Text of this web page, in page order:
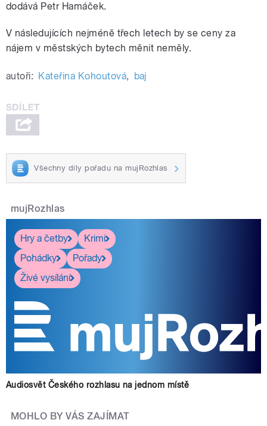
dodává Petr Hamáček.
V následujících nejméně třech letech by se ceny za
nájem v městských bytech měnit neměly.
autoři: Kateřina Kohoutová, baj
Všechny díly pořadu na mujRozhlas
mujRozhlas
Hry a četby
Krimi
Pohádky
Pořady
Živé vysílání
Audiosvět Českého rozhlasu na jednom místě
MOHLO BY VÁS ZAJÍMAT